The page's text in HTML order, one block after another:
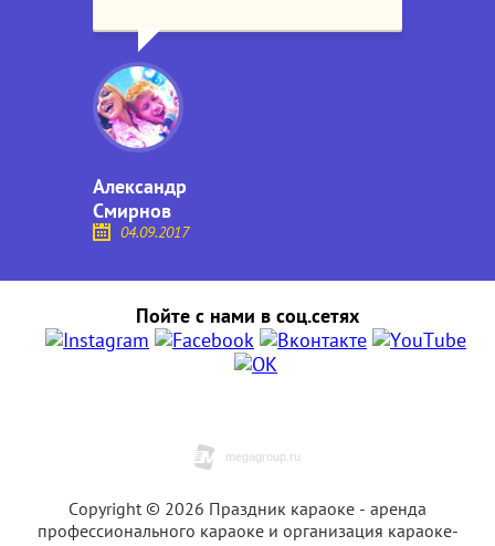
Александр
Смирнов
04.09.2017
Пойте с нами в соц.сетях
Copyright © 2026 Праздник караоке - аренда
профессионального караоке и организация караоке-